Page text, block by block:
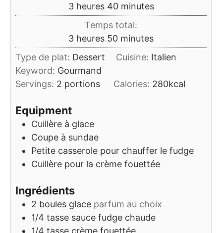
3heures
heures 40minutes
minutes
Temps total:
3heures
heures 50minutes
minutes
Type de plat: Dessert Cuisine: Italien
Keyword: Gourmand
Servings: 2 portions Calories: 280kcal
Equipment
Cuillère à glace
Coupe à sundae
Petite casserole pour chauffer le fudge
Cuillère pour la crème fouettée
Ingrédients
2 boules glace parfum au choix
1/4 tasse sauce fudge chaude
1/4 tasse crème fouettée